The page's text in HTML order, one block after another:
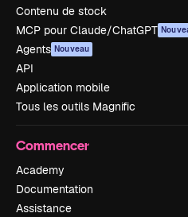
Contenu de stock
MCP pour Claude/ChatGPT
Agents Nouveau
API
Application mobile
Tous les outils Magnific
Commencer
Academy
Documentation
Assistance